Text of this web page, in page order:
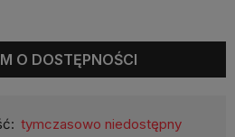
O DOSTĘPNOŚCI
tymczasowo niedostępny